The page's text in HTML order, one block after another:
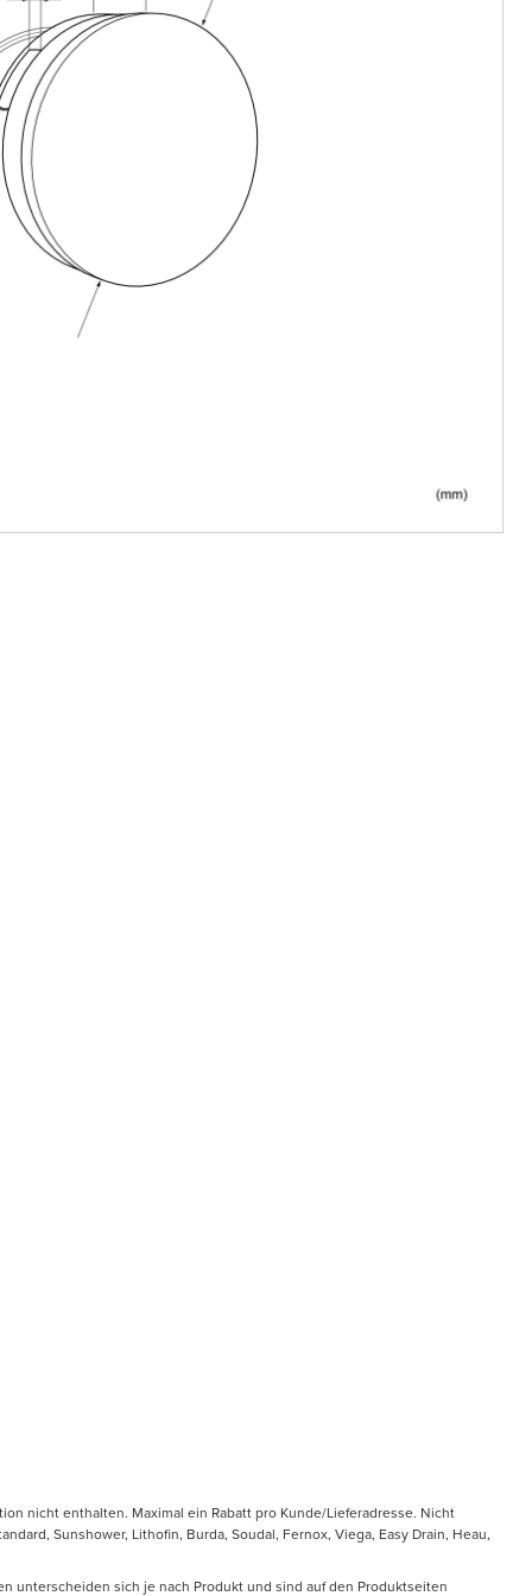
nicht enthalten. Maximal ein Rabatt pro Kunde/Lieferadresse. Nicht
Sunshower, Lithofin, Burda, Soudal, Fernox, Viega, Easy Drain, Heau,
unterscheiden sich je nach Produkt und sind auf den Produktseiten